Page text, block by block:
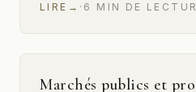
LIRE → · 6 MIN DE
Marchés publics et